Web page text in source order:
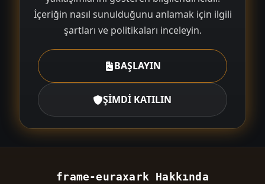
İçeriğin nasıl sunulduğunu anlamak için ilgili
şartları ve politikaları inceleyin.
BAŞLAYIN
ŞİMDİ KATILIN
frame-euraxark Hakkında